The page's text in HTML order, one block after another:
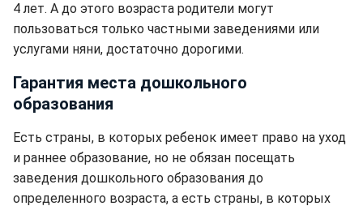
4 лет. А до этого возраста родители могут
пользоваться только частными заведениями или
услугами няни, достаточно дорогими.
Гарантия места дошкольного
образования
Есть страны, в которых ребенок имеет право на уход
и раннее образование, но не обязан посещать
заведения дошкольного образования до
определенного возраста, а есть страны, в которых